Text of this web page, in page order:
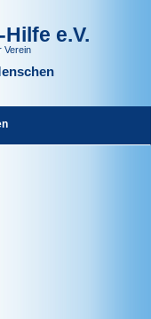
e.V.
Verein